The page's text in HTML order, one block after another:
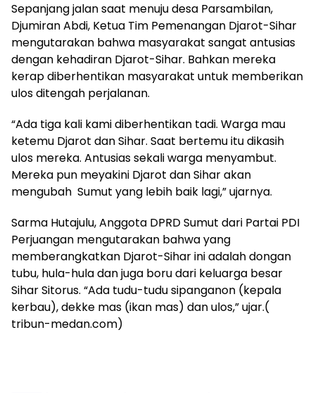
Sepanjang jalan saat menuju desa Parsambilan,
Djumiran Abdi, Ketua Tim Pemenangan Djarot-Sihar
mengutarakan bahwa masyarakat sangat antusias
dengan kehadiran Djarot-Sihar. Bahkan mereka
kerap diberhentikan masyarakat untuk memberikan
ulos ditengah perjalanan.
“Ada tiga kali kami diberhentikan tadi. Warga mau
ketemu Djarot dan Sihar. Saat bertemu itu dikasih
ulos mereka. Antusias sekali warga menyambut.
Mereka pun meyakini Djarot dan Sihar akan
mengubah Sumut yang lebih baik lagi,” ujarnya.
Sarma Hutajulu, Anggota DPRD Sumut dari Partai PDI
Perjuangan mengutarakan bahwa yang
memberangkatkan Djarot-Sihar ini adalah dongan
tubu, hula-hula dan juga boru dari keluarga besar
Sihar Sitorus. “Ada tudu-tudu sipanganon (kepala
kerbau), dekke mas (ikan mas) dan ulos,” ujar.(
tribun-medan.com)